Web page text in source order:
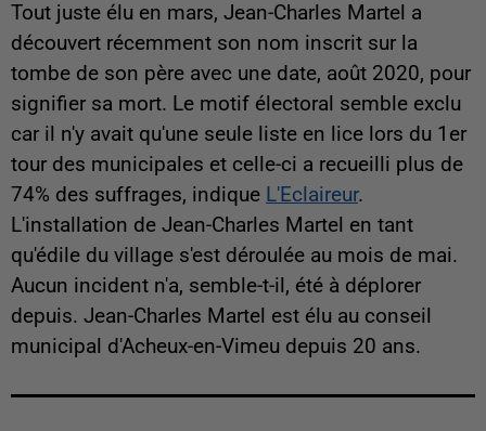
Tout juste élu en mars, Jean-Charles Martel a
découvert récemment son nom inscrit sur la
tombe de son père avec une date, août 2020, pour
signifier sa mort. Le motif électoral semble exclu
car il n'y avait qu'une seule liste en lice lors du 1er
tour des municipales et celle-ci a recueilli plus de
74% des suffrages, indique L'Eclaireur.
L'installation de Jean-Charles Martel en tant
qu'édile du village s'est déroulée au mois de mai.
Aucun incident n'a, semble-t-il, été à déplorer
depuis. Jean-Charles Martel est élu au conseil
municipal d'Acheux-en-Vimeu depuis 20 ans.